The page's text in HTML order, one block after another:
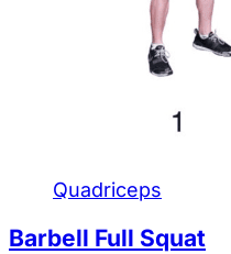
Quadriceps
Barbell Full Squat